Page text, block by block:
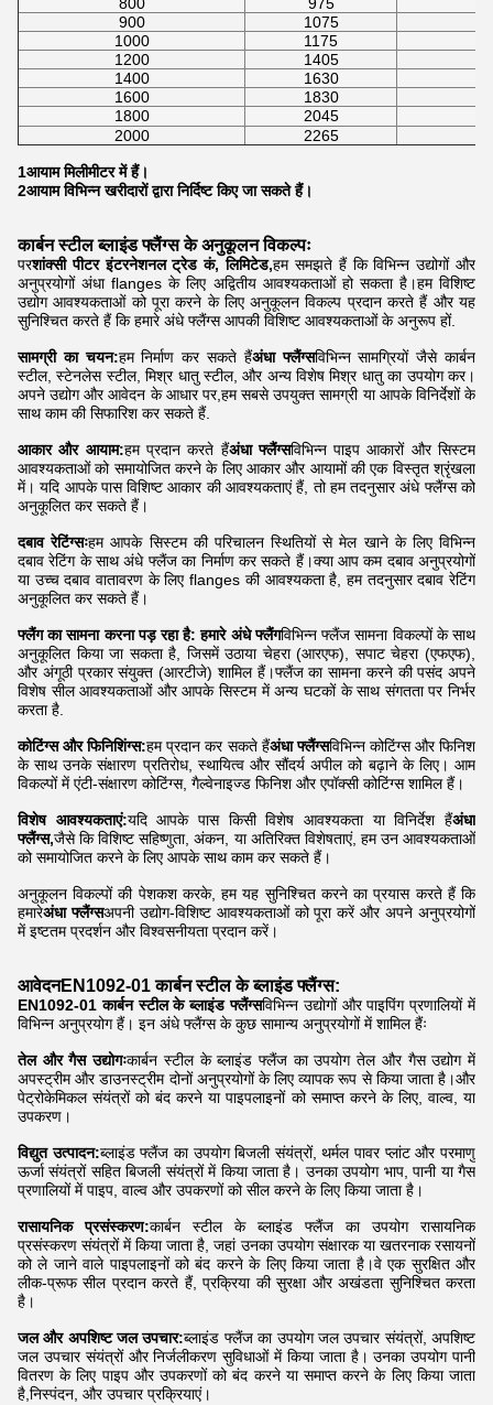
900
1075
1000
1175
1200
1405
1400
1630
1600
1830
1800
2045
2000
2265
1आयाम मिलीमीटर में हैं।
2आयाम विभिन्न खरीदारों द्वारा निर्दिष्ट किए जा सकते हैं।
कार्बन स्टील ब्लाइंड फ्लैंग्स के अनुकूलन विकल्पः
परशांक्सी पीटर इंटरनेशनल ट्रेड कं, लिमिटेड,हम समझते हैं कि विभिन्न उद्योगों और
अनुप्रयोगों अंधा flanges के लिए अद्वितीय आवश्यकताओं हो सकता है।हम विशिष्ट
उद्योग आवश्यकताओं को पूरा करने के लिए अनुकूलन विकल्प प्रदान करते हैं और यह
सुनिश्चित करते हैं कि हमारे अंधे फ्लैंग्स आपकी विशिष्ट आवश्यकताओं के अनुरूप हों.
सामग्री का चयन:हम निर्माण कर सकते हैंअंधा फ्लैंग्सविभिन्न सामग्रियों जैसे कार्बन
स्टील, स्टेनलेस स्टील, मिश्र धातु स्टील, और अन्य विशेष मिश्र धातु का उपयोग कर।
अपने उद्योग और आवेदन के आधार पर,हम सबसे उपयुक्त सामग्री या आपके विनिर्देशों के
साथ काम की सिफारिश कर सकते हैं.
आकार और आयाम:हम प्रदान करते हैंअंधा फ्लैंग्सविभिन्न पाइप आकारों और सिस्टम
आवश्यकताओं को समायोजित करने के लिए आकार और आयामों की एक विस्तृत श्रृंखला
में। यदि आपके पास विशिष्ट आकार की आवश्यकताएं हैं, तो हम तदनुसार अंधे फ्लैंग्स को
अनुकूलित कर सकते हैं।
दबाव रेटिंग्सःहम आपके सिस्टम की परिचालन स्थितियों से मेल खाने के लिए विभिन्न
दबाव रेटिंग के साथ अंधे फ्लैंज का निर्माण कर सकते हैं।क्या आप कम दबाव अनुप्रयोगों
या उच्च दबाव वातावरण के लिए flanges की आवश्यकता है, हम तदनुसार दबाव रेटिंग
अनुकूलित कर सकते हैं।
फ्लैंग का सामना करना पड़ रहा है: हमारे अंधे फ्लैंगविभिन्न फ्लैंज सामना विकल्पों के साथ
अनुकूलित किया जा सकता है, जिसमें उठाया चेहरा (आरएफ), सपाट चेहरा (एफएफ),
और अंगूठी प्रकार संयुक्त (आरटीजे) शामिल हैं।फ्लैंज का सामना करने की पसंद अपने
विशेष सील आवश्यकताओं और आपके सिस्टम में अन्य घटकों के साथ संगतता पर निर्भर
करता है.
कोटिंग्स और फिनिशिंग्स:हम प्रदान कर सकते हैंअंधा फ्लैंग्सविभिन्न कोटिंग्स और फिनिश
के साथ उनके संक्षारण प्रतिरोध, स्थायित्व और सौंदर्य अपील को बढ़ाने के लिए। आम
विकल्पों में एंटी-संक्षारण कोटिंग्स, गैल्वेनाइज्ड फिनिश और एपॉक्सी कोटिंग्स शामिल हैं।
विशेष आवश्यकताएं:यदि आपके पास किसी विशेष आवश्यकता या विनिर्देश हैंअंधा
फ्लैंग्स,जैसे कि विशिष्ट सहिष्णुता, अंकन, या अतिरिक्त विशेषताएं, हम उन आवश्यकताओं
को समायोजित करने के लिए आपके साथ काम कर सकते हैं।
अनुकूलन विकल्पों की पेशकश करके, हम यह सुनिश्चित करने का प्रयास करते हैं कि
हमारेअंधा फ्लैंग्सअपनी उद्योग-विशिष्ट आवश्यकताओं को पूरा करें और अपने अनुप्रयोगों
में इष्टतम प्रदर्शन और विश्वसनीयता प्रदान करें।
आवेदनEN1092-01 कार्बन स्टील के ब्लाइंड फ्लैंग्स:
EN1092-01 कार्बन स्टील के ब्लाइंड फ्लैंग्सविभिन्न उद्योगों और पाइपिंग प्रणालियों में
विभिन्न अनुप्रयोग हैं। इन अंधे फ्लैंग्स के कुछ सामान्य अनुप्रयोगों में शामिल हैंः
तेल और गैस उद्योगःकार्बन स्टील के ब्लाइंड फ्लैंज का उपयोग तेल और गैस उद्योग में
अपस्ट्रीम और डाउनस्ट्रीम दोनों अनुप्रयोगों के लिए व्यापक रूप से किया जाता है।और
पेट्रोकेमिकल संयंत्रों को बंद करने या पाइपलाइनों को समाप्त करने के लिए, वाल्व, या
उपकरण।
विद्युत उत्पादन:ब्लाइंड फ्लैंज का उपयोग बिजली संयंत्रों, थर्मल पावर प्लांट और परमाणु
ऊर्जा संयंत्रों सहित बिजली संयंत्रों में किया जाता है। उनका उपयोग भाप, पानी या गैस
प्रणालियों में पाइप, वाल्व और उपकरणों को सील करने के लिए किया जाता है।
रासायनिक प्रसंस्करण:कार्बन स्टील के ब्लाइंड फ्लैंज का उपयोग रासायनिक
प्रसंस्करण संयंत्रों में किया जाता है, जहां उनका उपयोग संक्षारक या खतरनाक रसायनों
को ले जाने वाले पाइपलाइनों को बंद करने के लिए किया जाता है।वे एक सुरक्षित और
लीक-प्रूफ सील प्रदान करते हैं, प्रक्रिया की सुरक्षा और अखंडता सुनिश्चित करता
है।
जल और अपशिष्ट जल उपचार:ब्लाइंड फ्लैंज का उपयोग जल उपचार संयंत्रों, अपशिष्ट
जल उपचार संयंत्रों और निर्जलीकरण सुविधाओं में किया जाता है। उनका उपयोग पानी
वितरण के लिए पाइप और उपकरणों को बंद करने या समाप्त करने के लिए किया जाता
है,निस्पंदन, और उपचार प्रक्रियाएं।